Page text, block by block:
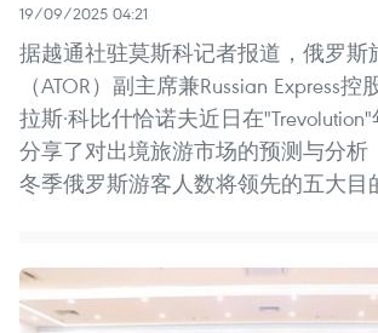
19/09/2025 04:21
据越通社驻莫斯科记者报道，俄罗斯
（ATOR）副主席兼Russian Express
拉斯·科比什恰诺夫近日在
分享了对出境旅游市场的预测与分析
冬季俄罗斯游客人数将领先的五大目